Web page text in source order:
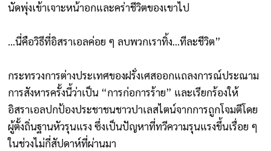
นัดพุ่งเข้าเจาะหน้าอกและคร่าชีวิตของเขาไป
…นี่คือวิธีที่อิสราเอลค่อย ๆ ลบพวกเราทิ้ง…ทีละชีวิต”
กระทรวงการต่างประเทศของฝรั่งเศสออกแถลงการณ์ประณาม
การสังหารครั้งนี้ว่าเป็น “การก่อการร้าย” และเรียกร้องให้
อิสราเอลปกป้องประชาชนชาวปาเลสไตน์จากการถูกโจมตีโดย
ผู้ตั้งถิ่นฐานหัวรุนแรง ซึ่งเป็นปัญหาที่ทวีความรุนแรงขึ้นเรื่อย ๆ
ในช่วงไม่กี่สัปดาห์ที่ผ่านมา